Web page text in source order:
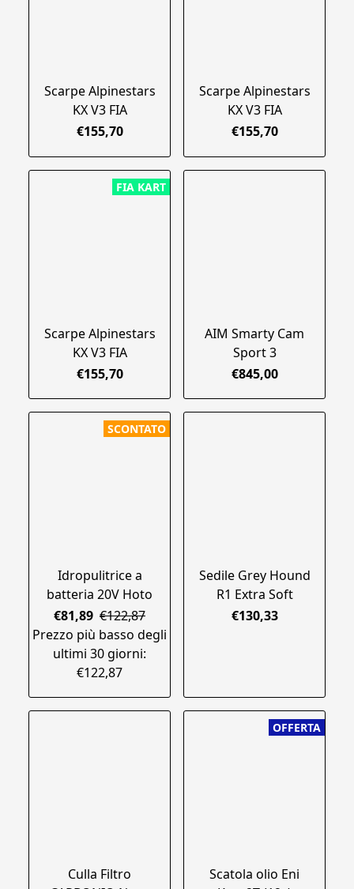
Scarpe Alpinestars
KX V3 FIA
€155,70
Scarpe Alpinestars
KX V3 FIA
€155,70
FIA KART
Scarpe Alpinestars
KX V3 FIA
€155,70
AIM Smarty Cam
Sport 3
€845,00
SCONTATO
Idropulitrice a
batteria 20V Hoto
€81,89 €122,87
Prezzo più basso degli
ultimi 30 giorni:
€122,87
Sedile Grey Hound
R1 Extra Soft
€130,33
Culla Filtro
OFFERTA
Scatola olio Eni